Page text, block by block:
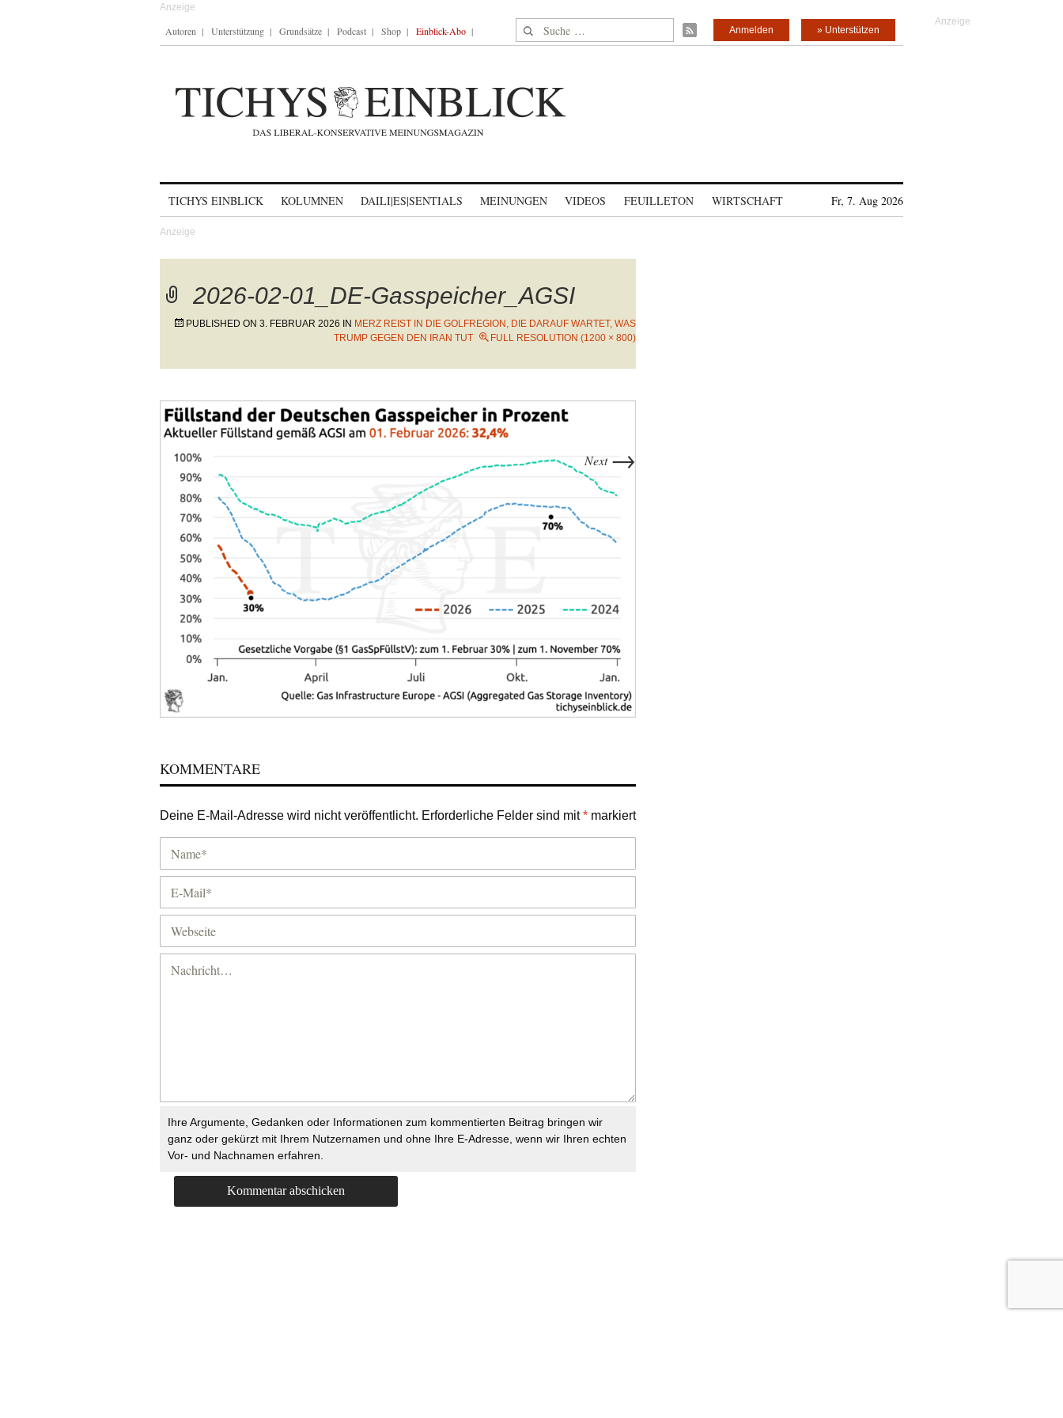
Autoren Unterstützung Grundsätze Podcast Shop Einblick-Abo Suche nach: » Unterstützen
Anmelden
TICHYS EINBLICK KOLUMNEN DAILI|ES|SENTIALS MEINUNGEN VIDEOS FEUILLETON WIRTSCHAFT Fr, 7. Aug 2026
2026-02-01_DE-Gasspeicher_AGSI
PUBLISHED ON 3. FEBRUAR 2026 IN MERZ REIST IN DIE GOLFREGION, DIE DARAUF WARTET, WAS
TRUMP GEGEN DEN IRAN TUT
FULL RESOLUTION (1200 × 800)
Next →
KOMMENTARE
Deine E-Mail-Adresse wird nicht veröffentlicht. Erforderliche Felder sind mit* markiert
Ihre Argumente, Gedanken oder Informationen zum kommentierten Beitrag bringen wir
ganz oder gekürzt mit Ihrem Nutzernamen und ohne Ihre E-Adresse, wenn wir Ihren echten
Vor- und Nachnamen erfahren.